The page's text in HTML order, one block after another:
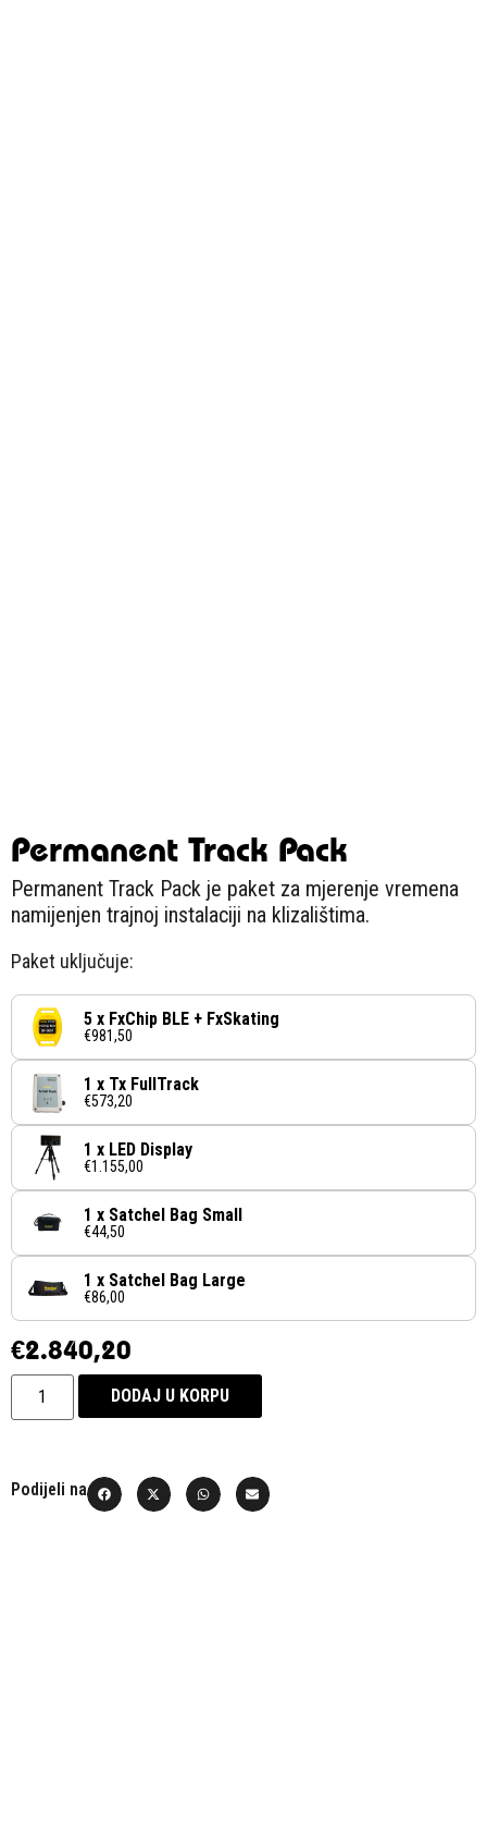
Permanent Track Pack
Permanent Track Pack je paket za mjerenje vremena
namijenjen trajnoj instalaciji na klizalištima.
Paket uključuje:
5 x FxChip BLE + FxSkating
€981,50
1 x Tx FullTrack
€573,20
1 x LED Display
€1.155,00
1 x Satchel Bag Small
€44,50
1 x Satchel Bag Large
€86,00
€2.840,20
DODAJ U KORPU
Podijeli na